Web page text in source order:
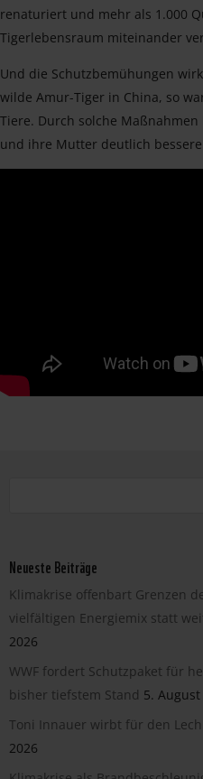
renaturiert und mehr als 1.000
Tigerlebensraum miteinander
Und die Schutzbemühungen
wilde Amur-Tiger in China, so
Tiere. Durch solche
und ihre Mutter deutlich
Neueste Beiträge
Klimakrise offenbart Grenzen
vielfältigen Energiemix statt
2026
WWF fordert Schutzpaket für
bisher tiefstem Stand 5. August
Toni Innauer wirbt für den Lech
2026